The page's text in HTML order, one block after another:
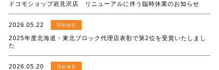
ドコモショップ岩見沢店 リニューアルに伴う臨時休業のお知らせ
2026.05.22
News
2025年度北海道・東北ブロック代理店表彰で第2位を受賞いたしまし
た
2026.05.20
News